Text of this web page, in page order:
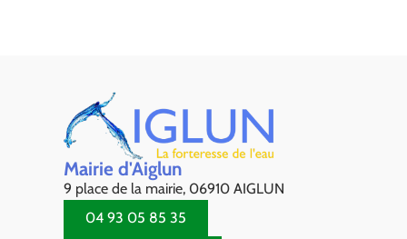
Mairie d'Aiglun
9 place de la mairie, 06910 AIGLUN
04 93 05 85 35